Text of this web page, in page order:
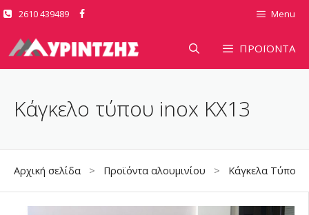
Μετάβαση
περιεχόμενο
2610 439489 Menu
ΠΡΟΪΟΝΤΑ
Κάγκελο τύπου inox KX13
Αρχική σελίδα > Προϊόντα αλουμινίου > Κάγκελα Τύπου